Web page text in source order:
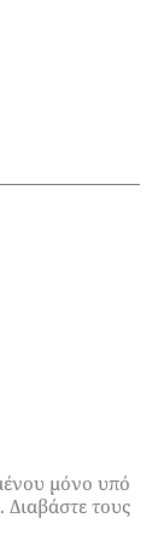
μόνο υπό
Διαβάστε τους